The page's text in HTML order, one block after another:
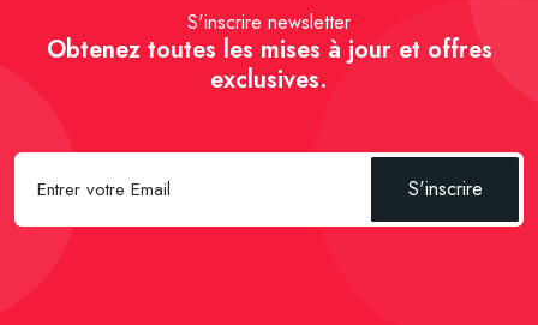
S'inscrire newsletter
Obtenez toutes les mises à jour et offres
exclusives.
S'inscrire